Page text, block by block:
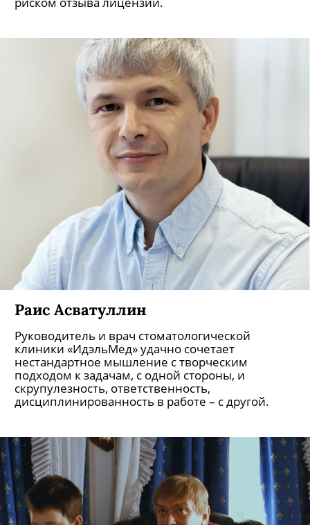
Раис Асватуллин
Руководитель и врач стоматологической
клиники «ИдэльМед» удачно сочетает
нестандартное мышление с творческим
подходом к задачам, с одной стороны, и
скрупулезность, ответственность,
дисциплинированность в работе – с другой.